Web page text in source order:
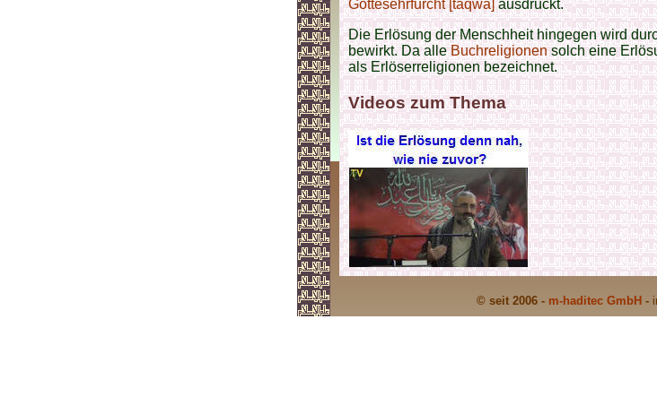
Gottesehrfurcht [taqwa]ausdrückt.
Die Erlösung der Menschheit hingegen wird
bewirkt. Da alleBuchreligionensolch eine
als Erlöserreligionen bezeichnet.
Videos zum Thema
© seit 2006 - m-haditec GmbH -